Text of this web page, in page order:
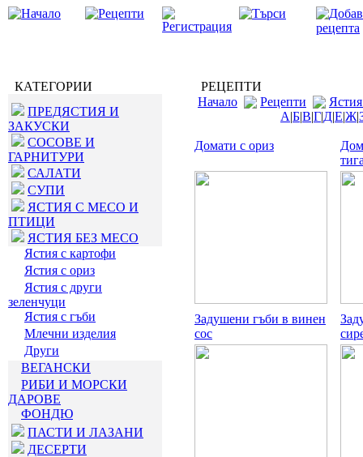
КАТЕГОРИИ
ПРЕДЯСТИЯ И
ЗАКУСКИ
СОСОВЕ И
ГАРНИТУРИ
САЛАТИ
СУПИ
ЯСТИЯ С МЕСО И
ПТИЦИ
ЯСТИЯ БЕЗ МЕСО
Ястия с картофи
Ястия с ориз
Ястия с други
зеленчуци
Ястия с гъби
Млечни изделия
Други
ВЕГАНСКИ
РИБИ И МОРСКИ
ДАРОВЕ
ФОНДЮ
ПАСТИ И ЛАЗАНИ
ДЕСЕРТИ
РЕЦЕПТИ
Начало
Рецепти
А|Б|В|Г|Д|Е|Ж|
Домати с ориз
Задушени гъби в винен
сос